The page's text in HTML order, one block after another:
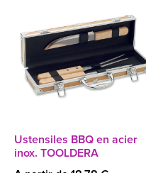
Ustensiles BBQ en acier
inox. TOOLDERA